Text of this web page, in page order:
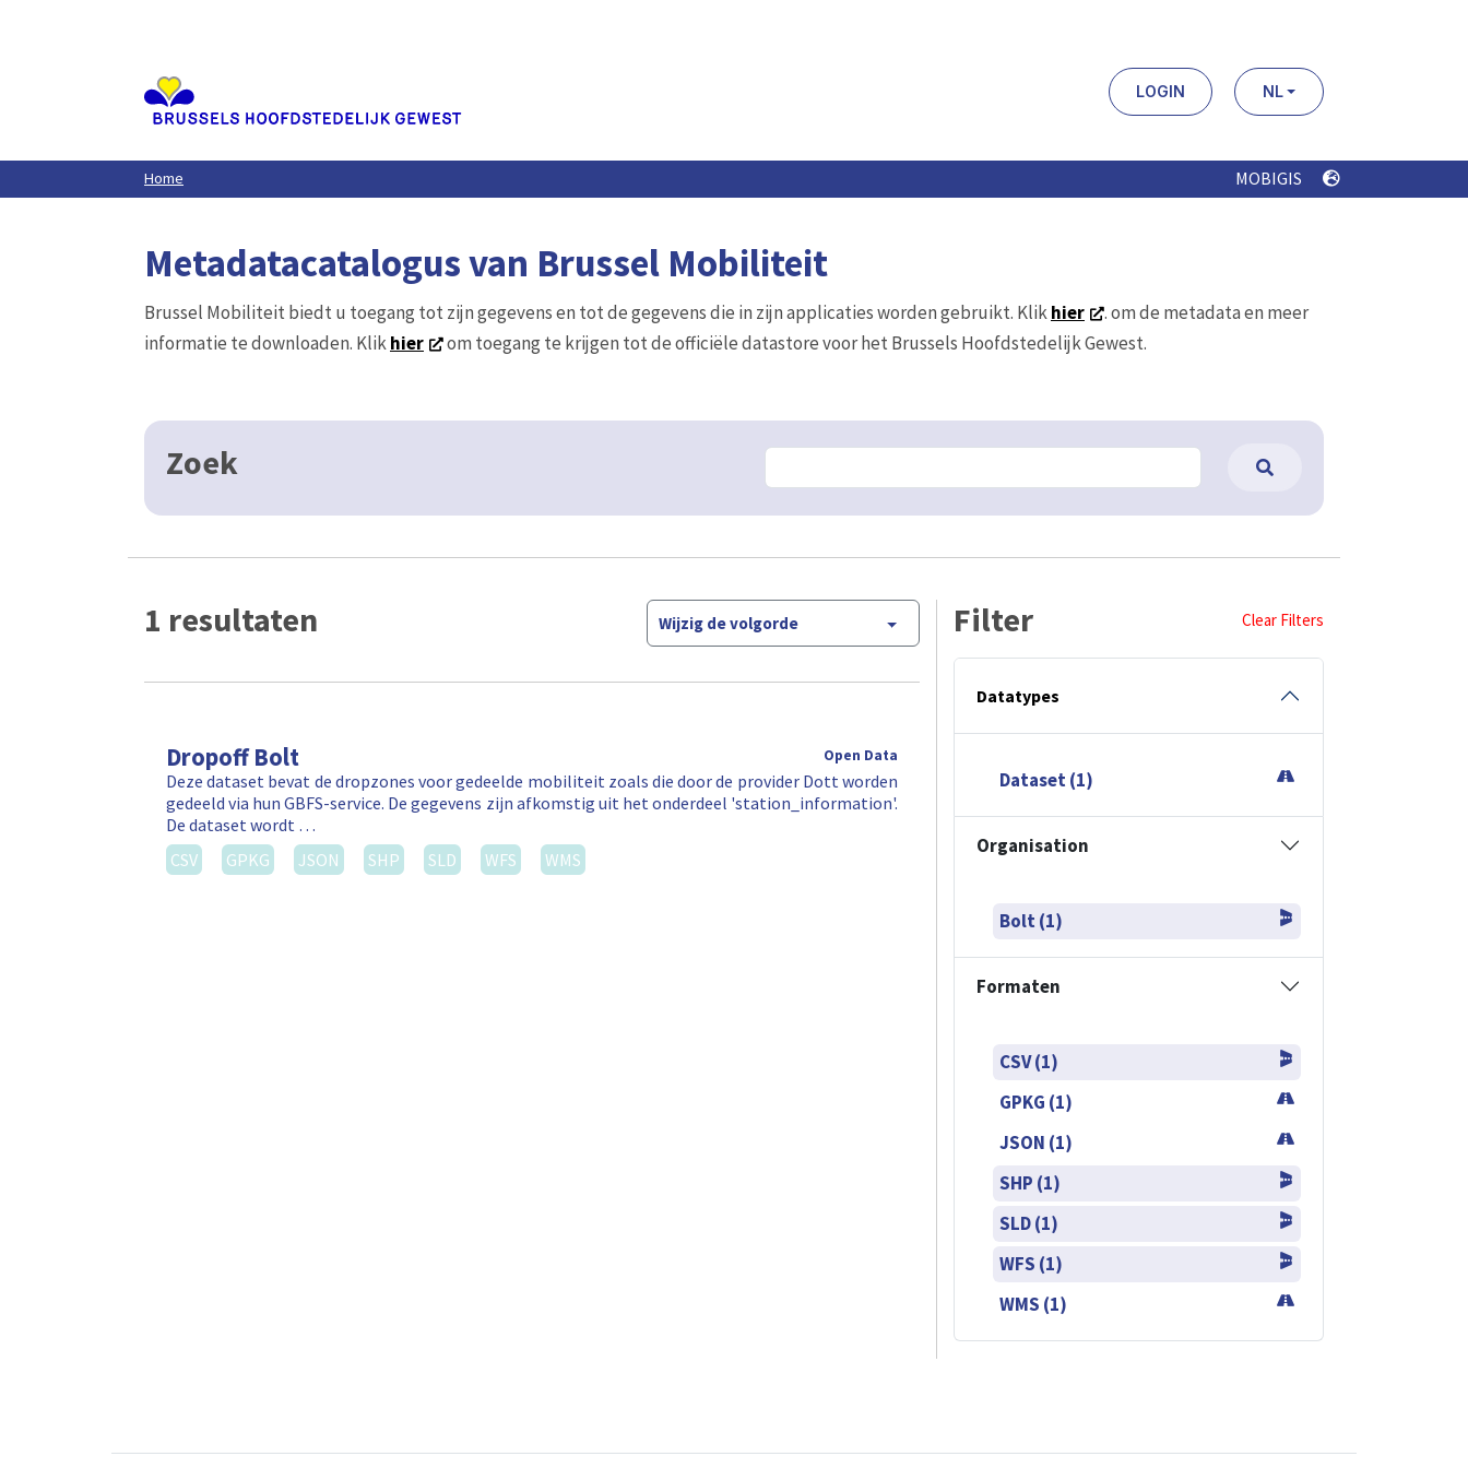
LOGIN NL
Home MOBIGIS
Metadatacatalogus van Brussel Mobiliteit
Brussel Mobiliteit biedt u toegang tot zijn gegevens en tot de gegevens die in zijn applicaties worden gebruikt. Klikhier
. om de metadata en meer
informatie te downloaden. Klikhier om toegang te krijgen tot de officiële datastore voor het Brussels Hoofdstedelijk Gewest.
Zoek
1 resultaten Wijzig de volgorde
Dropoff Bolt Open Data
Deze dataset bevat de dropzones voor gedeelde mobiliteit zoals die door de provider Dott worden
gedeeld via hun GBFS-service. De gegevens zijn afkomstig uit het onderdeel 'station_information'.
De dataset wordt …
CSV
GPKG JSON SHP SLD WFS WMS
Filter Clear Filters
Datatypes
Dataset (1)
Organisation
Bolt (1)
Formaten
CSV (1)
GPKG (1)
JSON (1)
SHP (1)
SLD (1)
WFS (1)
WMS (1)